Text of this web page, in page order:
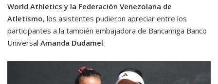
World Athletics y la Federación Venezolana de
Atletismo, los asistentes pudieron apreciar entre los
participantes a la también embajadora de Bancamiga Banco
Universal Amanda Dudamel.